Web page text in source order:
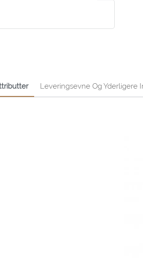
Leveringsevne Og Yderligere